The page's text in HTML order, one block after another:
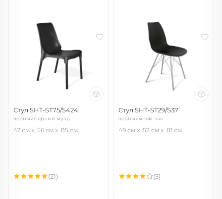
Стул SHT-ST75/S424
черный/черный муар
47 см 56 см 85 см
(21)
Стул SHT-ST29/S37
черный/хром лак
49 см 52 см 81 см
(5)